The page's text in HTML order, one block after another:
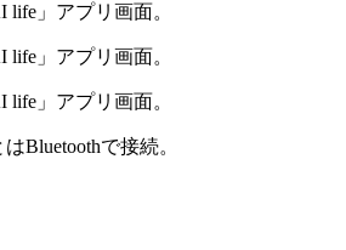
」アプリ画面。
」アプリ画面。
」アプリ画面。
Bluetoothで接続。